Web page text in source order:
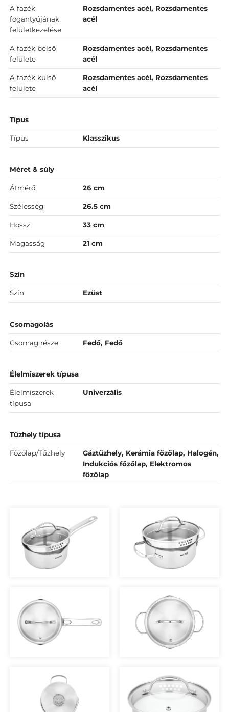
A fazék
fogantyújának
felületkezelése
Rozsdamentes acél, Rozsdamentes
acél
A fazék belső
felülete
Rozsdamentes acél, Rozsdamentes
acél
A fazék külső
felülete
Rozsdamentes acél, Rozsdamentes
acél
Típus
Típus Klasszikus
Méret & súly
Átmérő 26 cm
Szélesség 26.5 cm
Hossz 33 cm
Magasság 21 cm
Szín
Szín Ezüst
Csomagolás
Csomag része Fedő, Fedő
Élelmiszerek típusa
Élelmiszerek
típusa
Univerzális
Tűzhely típusa
Főzőlap/Tűzhely
Gáztűzhely, Kerámia főzőlap, Halogén,
Indukciós főzőlap, Elektromos
főzőlap